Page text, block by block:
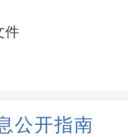
件
公开指南